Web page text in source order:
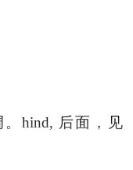
。hind, 后面，见